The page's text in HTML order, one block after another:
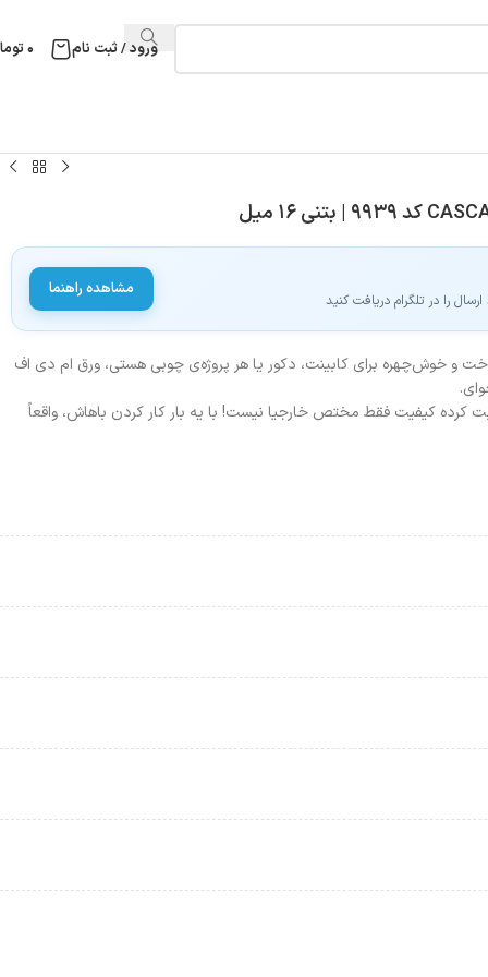
ورود / ثبت نام ۰
را در تلگرام دریافت کنید
مشاهده راهنما
و خوش‌چهره برای کابینت، دکور یا هر پروژه‌ی چوبی هستی، ورق ام دی اف
کرده کیفیت فقط مختص خارجیا نیست! با یه بار کار کردن باهاش، واقعاً